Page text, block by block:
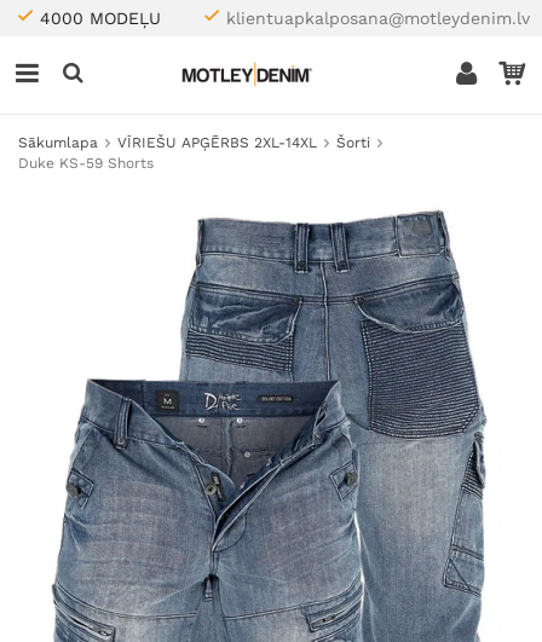
4000 MODEĻU klientuapkalposana@motleydenim.lv
Sākumlapa VĪRIEŠU APĢĒRBS 2XL-14XL
Šorti
Duke KS-59 Shorts